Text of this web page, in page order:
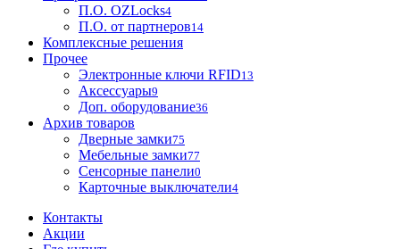
П.О. OZLocks4
П.О. от партнеров14
Комплексные решения
Прочее
Электронные ключи RFID13
Аксессуары9
Доп. оборудование36
Архив товаров
Дверные замки75
Мебельные замки77
Сенсорные панели0
Карточные выключатели4
Контакты
Акции